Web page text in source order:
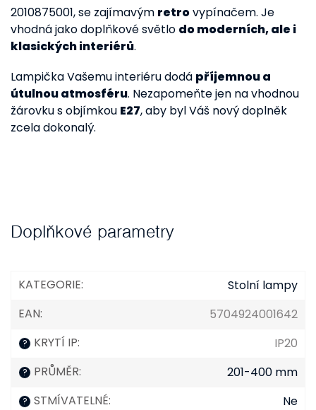
2010875001, se zajímavým retrovypínačem. Je
vhodná jako doplňkové světlo do moderních, ale i
klasických interiérů.
Lampička Vašemu interiéru dodá příjemnou a
útulnou atmosféru. Nezapomeňte jen na vhodnou
žárovku s objímkou E27, aby byl Váš nový doplněk
zcela dokonalý.
Doplňkové parametry
KATEGORIE:
Stolní lampy
EAN: 5704924001642
? KRYTÍ IP: IP20
? PRŮMĚR: 201-400 mm
? STMÍVATELNÉ: Ne